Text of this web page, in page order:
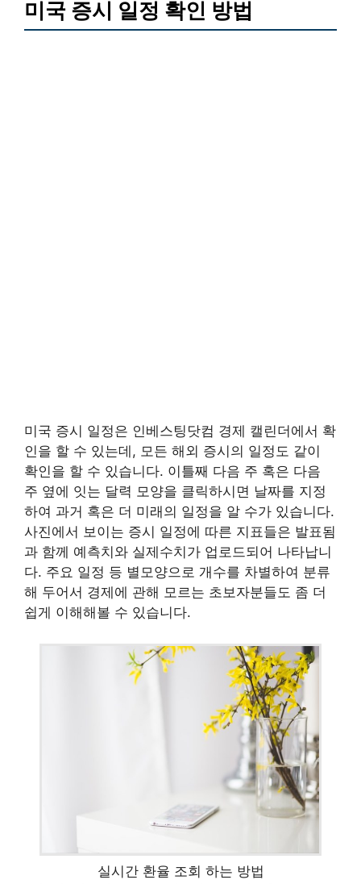
미국 증시 일정 확인 방법
미국 증시 일정은 인베스팅닷컴 경제 캘린더에서 확
인을 할 수 있는데, 모든 해외 증시의 일정도 같이
확인을 할 수 있습니다. 이틀째 다음 주 혹은 다음
주 옆에 잇는 달력 모양을 클릭하시면 날짜를 지정
하여 과거 혹은 더 미래의 일정을 알 수가 있습니다.
사진에서 보이는 증시 일정에 따른 지표들은 발표됨
과 함께 예측치와 실제수치가 업로드되어 나타납니
다. 주요 일정 등 별모양으로 개수를 차별하여 분류
해 두어서 경제에 관해 모르는 초보자분들도 좀 더
쉽게 이해해볼 수 있습니다.
실시간 환율 조회 하는 방법